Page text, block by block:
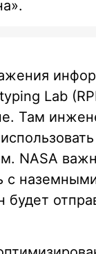
Lab
Там
NASA
с